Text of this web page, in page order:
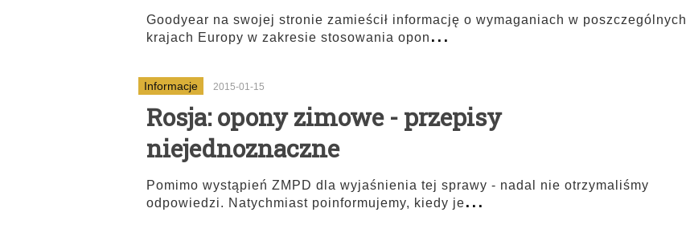
Goodyear na swojej stronie zamieścił informację o wymaganiach w poszczególnych
krajach Europy w zakresie stosowania opon...
Informacje 2015-01-15
Rosja: opony zimowe - przepisy
niejednoznaczne
Pomimo wystąpień ZMPD dla wyjaśnienia tej sprawy - nadal nie otrzymaliśmy
odpowiedzi. Natychmiast poinformujemy, kiedy je...